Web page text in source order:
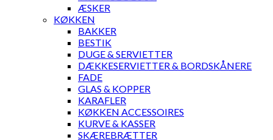
ÆSKER
KØKKEN
BAKKER
BESTIK
DUGE & SERVIETTER
DÆKKESERVIETTER & BORDSKÅNERE
FADE
GLAS & KOPPER
KARAFLER
KØKKEN ACCESSOIRES
KURVE & KASSER
SKÆREBRÆTTER